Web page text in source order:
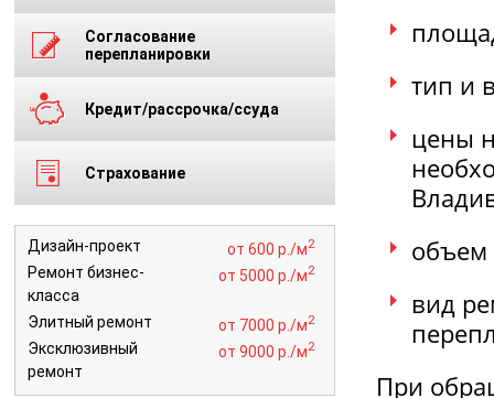
тип и
цены
объем
вид
При
Согласование
перепланировки
Кредит/рассрочка/ссуда
Страхование
Дизайн-проект от 600 р./м2
Ремонт бизнес-
класса
от 5000 р./м2
Элитный ремонт от 7000 р./м2
Эксклюзивный
ремонт
от 9000 р./м2